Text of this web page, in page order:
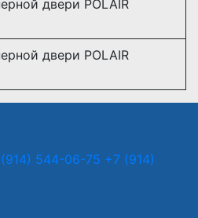
двери POLAIR
двери POLAIR
544-06-75 +7 (914)